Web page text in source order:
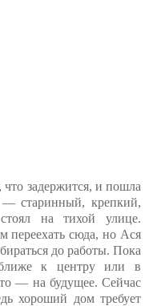
задержится, и пошла
старинный, крепкий,
на тихой улице.
переехать сюда, но Ася
до работы. Пока
к центру или в
— на будущее. Сейчас
хороший дом требует